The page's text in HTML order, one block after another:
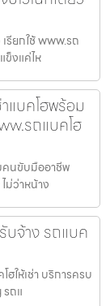
รียกใช้ www.รถ
ข็งแค่ไห
แบคโฮพร้อม
รถแบคโฮ
คนขับมืออาชีพ
ม่ว่าหน้าง
บจ้าง รถแบค
ฮให้เช่า บริการครบ
รถแ